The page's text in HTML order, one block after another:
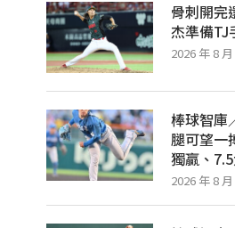
骨刺開
杰準備TJ
2026 年 8
棒球智庫
腿可望
獨贏、
2026 年 8